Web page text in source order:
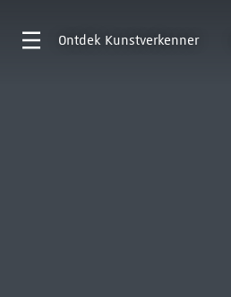
Ontdek Kunstverkenner